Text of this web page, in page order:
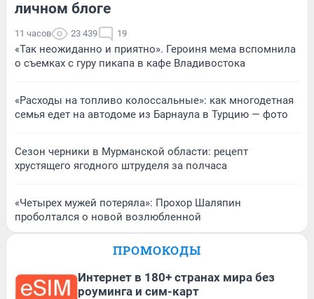
личном блоге
11 часов 23 439 19
«Так неожиданно и приятно». Героиня мема вспомнила
о съемках с гуру пикапа в кафе Владивостока
«Расходы на топливо колоссальные»: как многодетная
семья едет на автодоме из Барнаула в Турцию — фото
Сезон черники в Мурманской области: рецепт
хрустящего ягодного штруделя за полчаса
«Четырех мужей потеряла»: Прохор Шаляпин
проболтался о новой возлюбленной
ПРОМОКОДЫ
Интернет в 180+ странах мира без
роуминга и сим-карт